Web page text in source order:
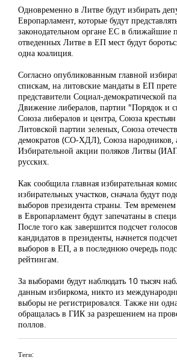
Одновременно в Литве будут избирать
Европарламент, которые будут
законодательном органе ЕС в ближайшие
отведенных Литве в ЕП мест будут
одна коалиция.
Согласно опубликованным главной
спискам, на литовские мандаты в ЕП
представители Социал-демократической
Движение либералов, партии "Порядок и
Союза либералов и центра, Союза
Литовской партии зеленых, Союза
демократов (СО-ХДЛ), Союза народников,
Избирательной акции поляков Литвы
русских.
Как сообщила главная избирательная
избирательных участков, сначала будут
выборов президента страны. Тем
в Европарламент будут запечатаны в
После того как завершится подсчет
кандидатов в президенты, начнется
выборов в ЕП, а в последнюю очередь
рейтингам.
За выборами будут наблюдать 10 тысяч
данным избиркома, никто из
выборы не регистрировался. Также ни
обращалась в ГИК за разрешением на
поллов.
Теги: